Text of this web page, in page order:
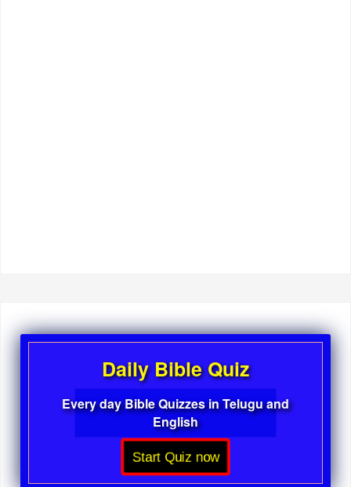
Daily Bible Quiz
Every day Bible Quizzes in Telugu and
English
Start Quiz now